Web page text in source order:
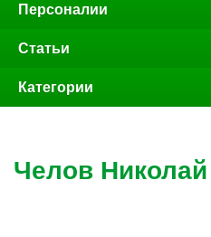
Персоналии
Статьи
Категории
Челов